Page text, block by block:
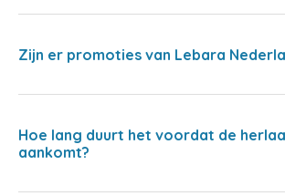
Zijn er promoties van Lebara
Hoe lang duurt het voordat de
aankomt?